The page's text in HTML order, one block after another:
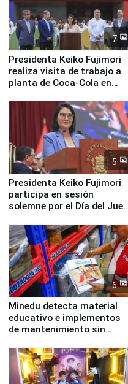
7
Presidenta Keiko Fujimori
realiza visita de trabajo a
planta de Coca-Cola en
5
Presidenta Keiko Fujimori
participa en sesión
solemne por el Día del Juez
6
Minedu detecta material
educativo e implementos
de mantenimiento sin
la UGEL 2